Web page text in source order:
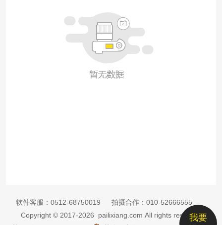
我要
软件客服： 0512-68750019 拍摄合作： 010-52666555
Copyright © 2017-2026 pailixiang.com All rights reserved